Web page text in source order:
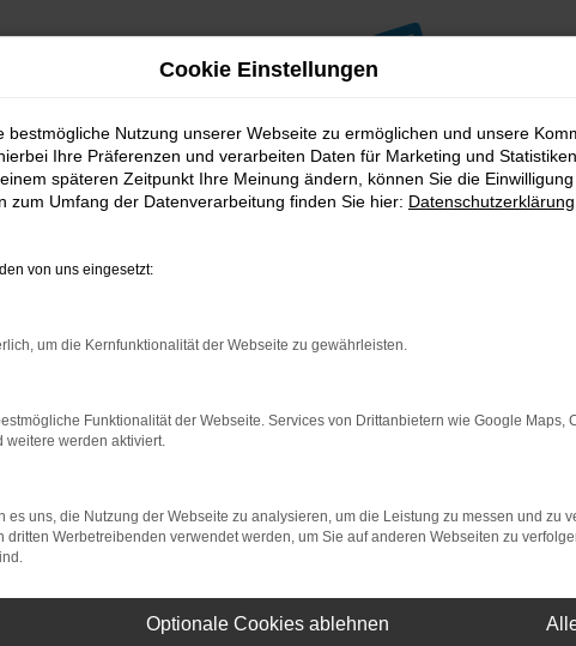
bestimmter Seiten verhindern. Funktioniert die Seite in
beheben.
auf dem neuesten Stand sind.
kann auch dazu führen, dass bestimmte Funktionen nicht
uns bitte. Wir werden versuchen, das Problem zu
Cookie Einstellungen
bestmögliche Nutzung unserer Webseite zu ermöglichen und unsere
Ihre Präferenzen und verarbeiten Daten für Marketing und
späteren Zeitpunkt Ihre Meinung ändern, können Sie die
zum Umfang der Datenverarbeitung finden Sie hier: Datenschutzerklärung
von uns eingesetzt:
um die Kernfunktionalität der Webseite zu gewährleisten.
Funktionalität der Webseite. Services von Drittanbietern wie Google Maps,
weitere werden aktiviert.
es uns, die Nutzung der Webseite zu analysieren, um die Leistung zu messen und zu
dritten Werbetreibenden verwendet werden, um Sie auf anderen Webseiten zu
Optionale Cookies ablehnen